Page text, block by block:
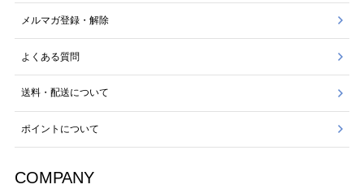
メルマガ登録・解除
よくある質問
送料・配送について
ポイントについて
COMPANY